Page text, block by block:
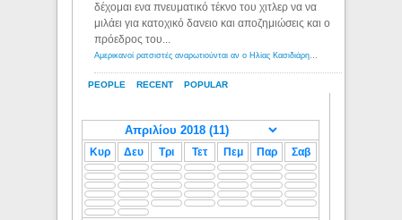
PEOPLE RECENT POPULAR
δέχομαι ενα πνευματικό τέκνο του χιτλερ να να
μιλάει για κατοχικό δανειο και αποζημιώσεις και ο
πρόεδρος του...
Αμερικανοί ρατσιστές αναρωτιούνται αν ο Ηλίας Κασιδιάρης ανήκει στη λευκή φυλή... - Λόγιος Ερμής
Κυρ Δευ Τρι Τετ Πεμ Παρ Σαβ